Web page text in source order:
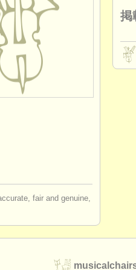
fair and genuine,
掲